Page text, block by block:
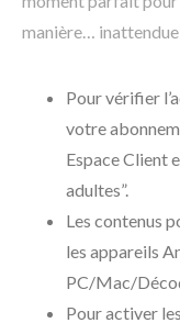
manière…
Pour vérifier
votre
Espace Client
adultes”.
Les contenus
les appareils
PC/Mac/
Pour activer